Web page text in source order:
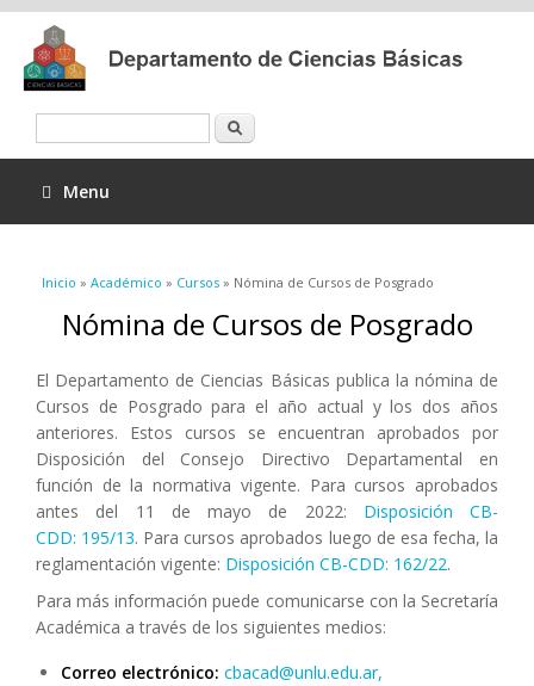
Menu
Se encuentra usted aquí
Inicio » Académico » Cursos » Nómina de Cursos de Posgrado
Nómina de Cursos de Posgrado
El Departamento de Ciencias Básicas publica la nómina de
Cursos de Posgrado para el año actual y los dos años
anteriores. Estos cursos se encuentran aprobados por
Disposición del Consejo Directivo Departamental en
función de la normativa vigente. Para cursos aprobados
antes del 11 de mayo de 2022: Disposición CB-
CDD: 195/13. Para cursos aprobados luego de esa fecha, la
reglamentación vigente: Disposición CB-CDD: 162/22.
Para más información puede comunicarse con la Secretaría
Académica a través de los siguientes medios:
Correo electrónico: cbacad@unlu.edu.ar,